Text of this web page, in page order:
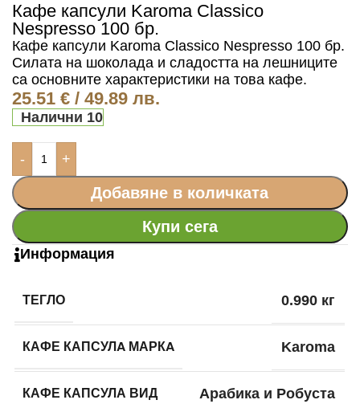
Кафе капсули Karoma Classico
Nespresso 100 бр.
Кафе капсули Karoma Classico Nespresso 100 бр.
Силата на шоколада и сладостта на лешниците
са основните характеристики на това кафе.
25.51 € / 49.89 лв.
Налични 10
- +
Добавяне в количката
Купи сега
Информация
ТЕГЛО 0.990 кг
КАФЕ КАПСУЛA МАРКA Karoma
КАФЕ КАПСУЛА ВИД Арабика и Робуста